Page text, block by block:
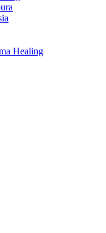
Healing